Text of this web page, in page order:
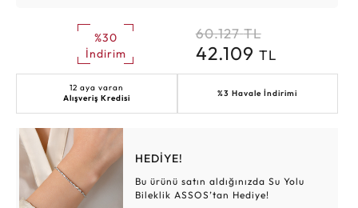
%30
İndirim
60.127 TL
42.109 TL
12 aya varan
Alışveriş Kredisi
%3 Havale İndirimi
HEDİYE!
Bu ürünü satın aldığınızda Su Yolu
Bileklik ASSOS’tan Hediye!